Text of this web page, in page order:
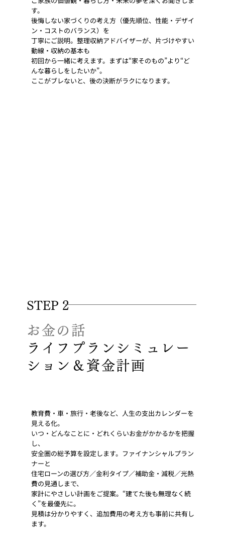
す。
後悔しない家づくりの考え方（優先順位、性能・デザイ
ン・コストのバランス）を
丁寧にご説明。整理収納アドバイザーが、片づけやすい
動線・収納の基本も
初回から一緒に考えます。まずは“家そのもの”より“ど
んな暮らしをしたいか”。
ここがブレないと、後の決断がラクになります。
STEP 2
お金の話
ライフプランシミュレー
ション＆資金計画
教育費・車・旅行・老後など、人生の支出カレンダーを
見える化。
いつ・どんなことに・どれくらいお金がかかるかを把握
し、
安全圏の総予算を設定します。ファイナンシャルプラン
ナーと
住宅ローンの選び方／金利タイプ／補助金・減税／光熱
費の見通しまで、
家計にやさしい計画をご提案。“建てた後も無理なく続
く”を最優先に。
見積は分かりやすく、追加費用の考え方も事前に共有し
ます。